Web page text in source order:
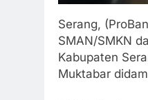
Serang,
SMAN/SMKN
Kabupaten
Muktabar